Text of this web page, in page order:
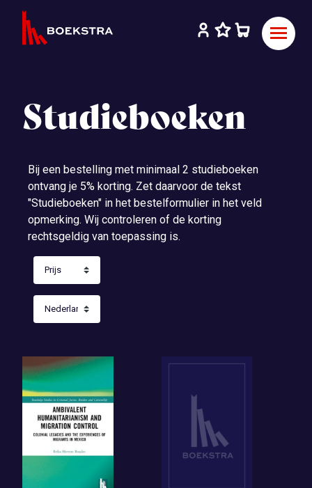
Studieboeken
Bij een bestelling met minimaal 2 studieboeken
ontvang je 5% korting. Zet daarvoor de tekst
"Studieboeken" in het bestelformulier in het veld
opmerking. Wij controleren of de korting
rechtsgeldig van toepassing is.